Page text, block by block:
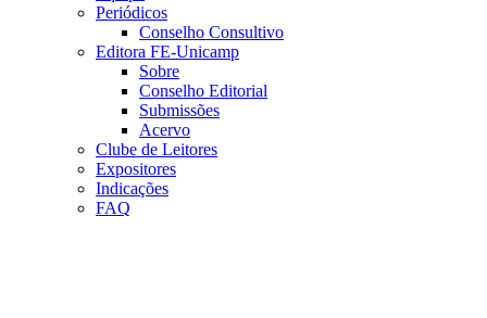
Periódicos
Conselho Consultivo
Editora FE-Unicamp
Sobre
Conselho Editorial
Submissões
Acervo
Clube de Leitores
Expositores
Indicações
FAQ